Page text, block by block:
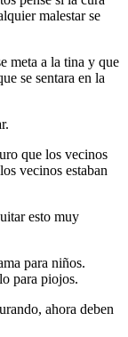
malestar se
meta a la tina y que
se sentara en la
que los vecinos
vecinos estaban
esto muy
para niños.
para piojos.
ahora deben